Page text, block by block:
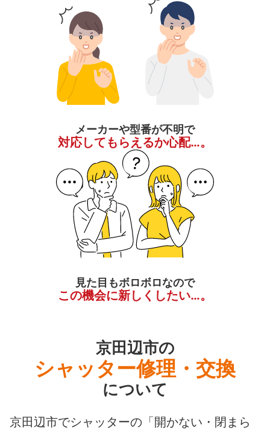
メーカーや型番が不明で
対応してもらえるか心配…。
見た目もボロボロなので
この機会に新しくしたい…。
京田辺市の
シャッター修理・交換
について
京田辺市でシャッターの「開かない・閉まら